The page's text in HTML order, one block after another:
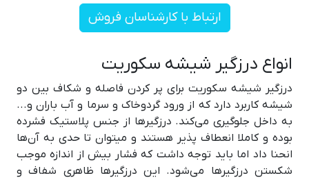
ارتباط با کارشناسان فروش
انواع درزگیر شیشه سکوریت
درزگیر شیشه سکوریت برای پر کردن فاصله و شکاف بین دو
شیشه کاربرد دارد که از ورود گردوخاک و سرما و آب باران و...
به داخل جلوگیری می‌کند. درزگیر‌ها از جنس پلاستیک فشرده
بوده و کاملا انعطاف پذیر هستند و میتوان تا حدی به آن‌ها
انحنا داد اما باید توجه داشت که فشار بیش از اندازه موجب
شکستن درزگیرها می‌شود. این درزگیرها ظاهری شفاف و